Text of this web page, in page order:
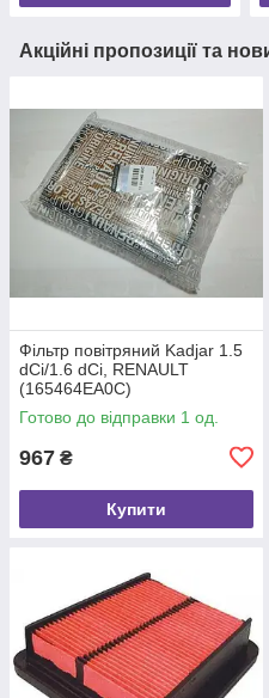
Акційні пропозиції та
Фільтр повітряний Kadjar 1.5
dCi/1.6 dCi, RENAULT
(165464EA0C)
Готово до відправки 1 од.
967 ₴
Купити